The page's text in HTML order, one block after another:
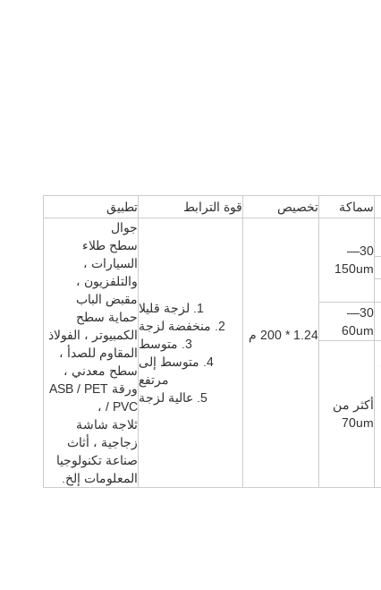
سماكة تخصيص قوة الترابط تطبيق
30—
150um
1.24 * 200 م
1. لزجة قليلا
2. منخفضة لزجة
3. متوسط
4. متوسط ​​إلى
مرتفع
5. عالية لزجة
جوال
سطح طلاء
السيارات ،
والتلفزيون ،
مقبض الباب
حماية سطح
الكمبيوتر ، الفولاذ
المقاوم للصدأ ،
سطح معدني ،
ورقة ASB / PET
/ PVC ،
ثلاجة شاشة
زجاجية ، أثاث
صناعة تكنولوجيا
المعلومات إلخ.
30—
60um
أكثر من
70um